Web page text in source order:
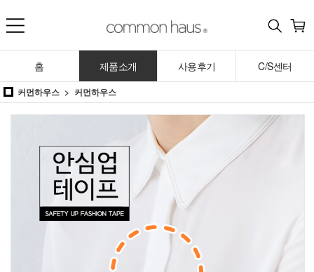
홈 제품소개 사용후기 C/S센터
커먼하우스 커먼하우스